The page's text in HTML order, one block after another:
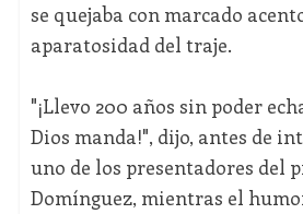
se quejaba con marcado
aparatosidad del traje.
"¡Llevo 200 años sin poder
Dios manda!", dijo, antes de
uno de los presentadores del
Domínguez, mientras el